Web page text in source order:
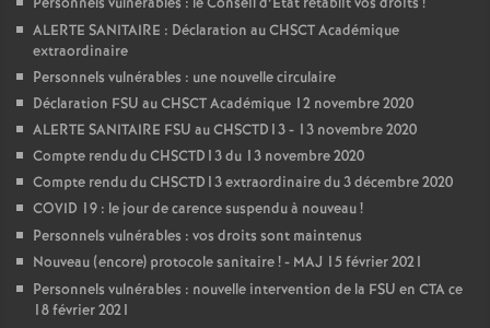
ALERTE SANITAIRE : Déclaration au CHSCT Académique
extraordinaire
Personnels vulnérables : une nouvelle circulaire
Déclaration FSU au CHSCT Académique 12 novembre 2020
ALERTE SANITAIRE FSU au CHSCTD13 - 13 novembre 2020
Compte rendu du CHSCTD13 du 13 novembre 2020
Compte rendu du CHSCTD13 extraordinaire du 3 décembre 2020
COVID 19 : le jour de carence suspendu à nouveau!
Personnels vulnérables : vos droits sont maintenus
Nouveau (encore) protocole sanitaire! - MAJ 15 février 2021
Personnels vulnérables : nouvelle intervention de la FSU en CTA ce
18 février 2021